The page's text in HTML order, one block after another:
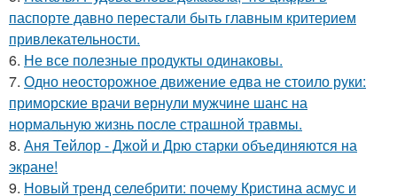
паспорте давно перестали быть главным критерием
привлекательности.
6. Не все полезные продукты одинаковы.
7. Одно неосторожное движение едва не стоило руки:
приморские врачи вернули мужчине шанс на
нормальную жизнь после страшной травмы.
8. Аня Тейлор - Джой и Дрю старки объединяются на
экране!
9. Новый тренд селебрити: почему Кристина асмус и